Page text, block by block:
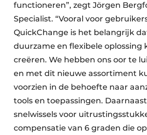
functioneren”, zegt Jörgen
Specialist. “Vooral voor
QuickChange is het belangrijk
duurzame en flexibele oplossing
creëren. We hebben ons oor te
en met dit nieuwe assortiment
voorzien in de behoefte naar
tools en toepassingen.
snelwissels voor
compensatie van 6 graden die